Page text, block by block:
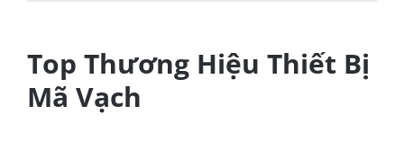
Top Thương Hiệu Thiết Bị
Mã Vạch